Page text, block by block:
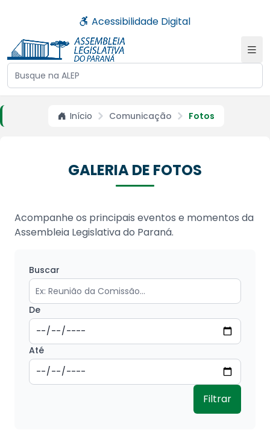
Acessibilidade Digital
Buscar no site da ALEP
Início Comunicação Fotos
GALERIA DE FOTOS
Acompanhe os principais eventos e momentos da
Assembleia Legislativa do Paraná.
Buscar
De
Até
Filtrar